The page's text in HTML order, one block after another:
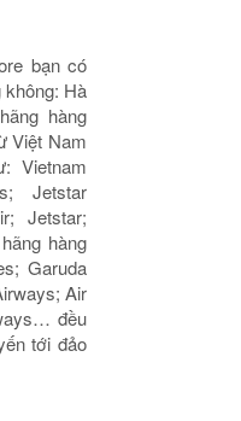
bạn có
không: Hà
hàng
Việt Nam
Vietnam
Jetstar
Jetstar;
hàng
Garuda
Air
đều
tới đảo